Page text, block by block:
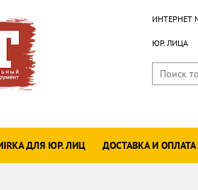
ИНТЕРНЕТ
ЮР. ЛИЦА
ДЛЯ ЮР. ЛИЦ ДОСТАВКА И ОПЛАТА